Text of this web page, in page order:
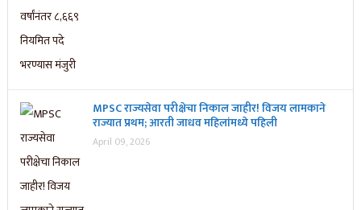
MPSC राज्यसेवा परीक्षेचा निकाल जाहीर! विजय लामकाने
राज्यात प्रथम; आरती जाधव महिलांमध्ये पहिली
April 09, 2026